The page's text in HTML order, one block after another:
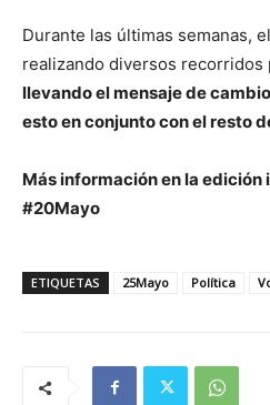
Durante las últimas semanas,
realizando diversos recorridos
llevando el mensaje de
esto en conjunto con el resto
Más información en la edición
#20Mayo
ETIQUETAS 25Mayo Política